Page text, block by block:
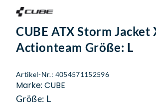
CUBE ATX Storm Jacket
Actionteam Größe: L
Artikel-Nr.: 4054571152596
Marke: CUBE
Größe: L